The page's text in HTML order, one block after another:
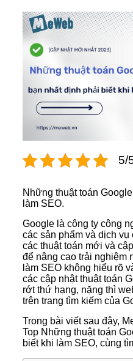
5/
Những thuật toán
làm SEO.
Google là công ty công
các sản phẩm và dịch
các thuật toán mới và
để nâng cao trải
làm SEO không hiểu rõ
các cập nhật thuật toán
rớt thứ hạng, nặng thì
trên trang tìm kiếm của
Trong bài viết sau đây,
Top Những thuật toán
biết khi làm SEO, cùng